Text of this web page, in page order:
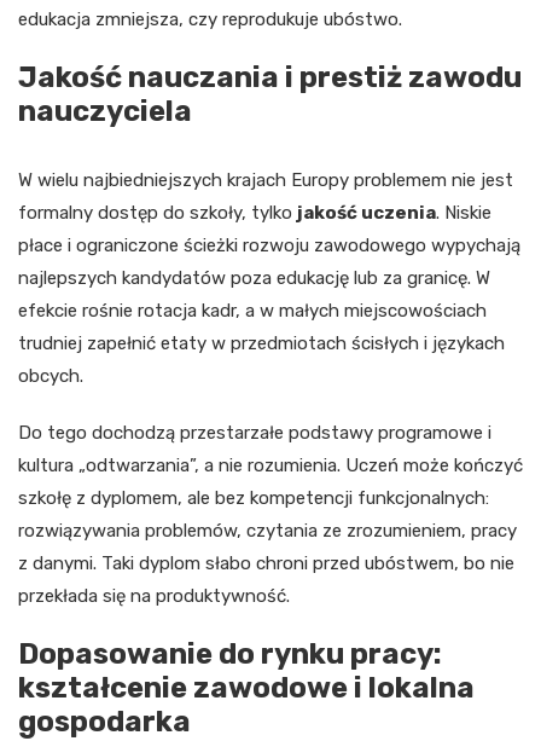
edukacja zmniejsza, czy reprodukuje ubóstwo.
Jakość nauczania i prestiż zawodu
nauczyciela
W wielu najbiedniejszych krajach Europy problemem nie jest
formalny dostęp do szkoły, tylko jakość uczenia. Niskie
płace i ograniczone ścieżki rozwoju zawodowego wypychają
najlepszych kandydatów poza edukację lub za granicę. W
efekcie rośnie rotacja kadr, a w małych miejscowościach
trudniej zapełnić etaty w przedmiotach ścisłych i językach
obcych.
Do tego dochodzą przestarzałe podstawy programowe i
kultura „odtwarzania”, a nie rozumienia. Uczeń może kończyć
szkołę z dyplomem, ale bez kompetencji funkcjonalnych:
rozwiązywania problemów, czytania ze zrozumieniem, pracy
z danymi. Taki dyplom słabo chroni przed ubóstwem, bo nie
przekłada się na produktywność.
Dopasowanie do rynku pracy:
kształcenie zawodowe i lokalna
gospodarka